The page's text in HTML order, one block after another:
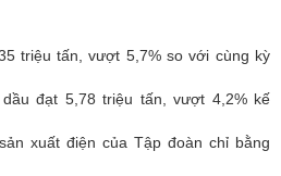
triệu tấn, vượt 5,7% so với cùng kỳ
đạt 5,78 triệu tấn, vượt 4,2% kế
xuất điện của Tập đoàn chỉ bằng